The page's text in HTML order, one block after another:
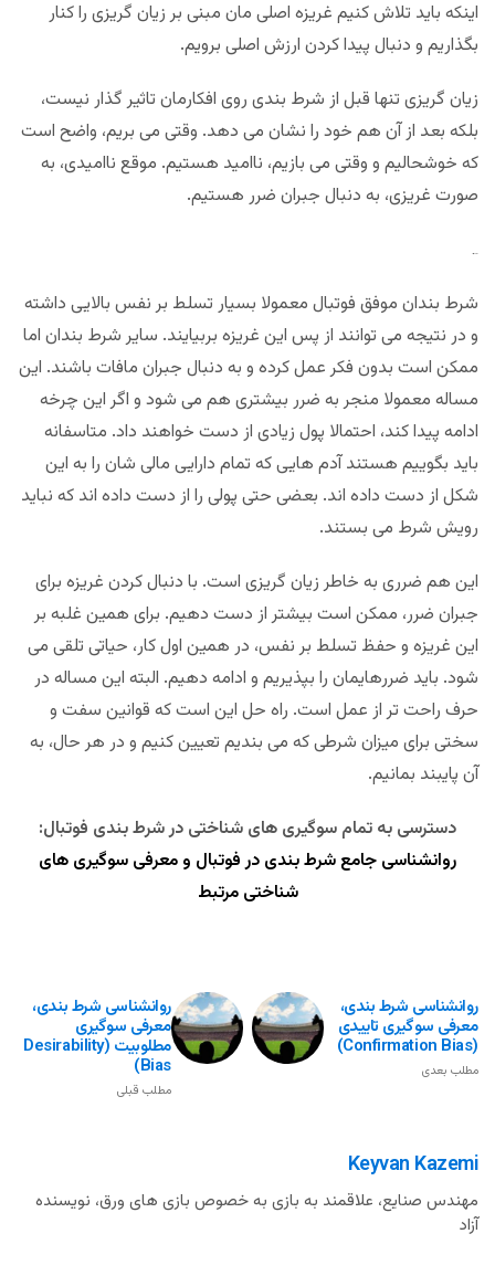
اینکه باید تلاش کنیم غریزه اصلی مان مبنی بر زیان گریزی را کنار
بگذاریم و دنبال پیدا کردن ارزش اصلی برویم.
زیان گریزی تنها قبل از شرط بندی روی افکارمان تاثیر گذار نیست،
بلکه بعد از آن هم خود را نشان می دهد. وقتی می بریم، واضح است
که خوشحالیم و وقتی می بازیم، ناامید هستیم. موقع ناامیدی، به
صورت غریزی، به دنبال جبران ضرر هستیم.
شرط بندان موفق فوتبال معمولا بسیار تسلط بر نفس بالایی داشته
و در نتیجه می توانند از پس این غریزه بربیایند. سایر شرط بندان اما
ممکن است بدون فکر عمل کرده و به دنبال جبران مافات باشند. این
مساله معمولا منجر به ضرر بیشتری هم می شود و اگر این چرخه
ادامه پیدا کند، احتمالا پول زیادی از دست خواهند داد. متاسفانه
باید بگوییم هستند آدم هایی که تمام دارایی مالی شان را به این
شکل از دست داده اند. بعضی حتی پولی را از دست داده اند که نباید
رویش شرط می بستند.
این هم ضرری به خاطر زیان گریزی است. با دنبال کردن غریزه برای
جبران ضرر، ممکن است بیشتر از دست دهیم. برای همین غلبه بر
این غریزه و حفظ تسلط بر نفس، در همین اول کار، حیاتی تلقی می
شود. باید ضررهایمان را بپذیریم و ادامه دهیم. البته این مساله در
حرف راحت تر از عمل است. راه حل این است که قوانین سفت و
سختی برای میزان شرطی که می بندیم تعیین کنیم و در هر حال، به
آن پایبند بمانیم.
دسترسی به تمام سوگیری های شناختی در شرط بندی فوتبال:
روانشناسی جامع شرط بندی در فوتبال و معرفی سوگیری های
شناختی مرتبط
روانشناسی شرط بندی،
معرفی سوگیری
مطلوبیت (Desirability
Bias)
مطلب قبلی
روانشناسی شرط بندی،
معرفی سوگیری تاییدی
(Confirmation Bias)
مطلب بعدی
Keyvan Kazemi
مهندس صنایع، علاقمند به بازی به خصوص بازی های ورق، نویسنده
آزاد